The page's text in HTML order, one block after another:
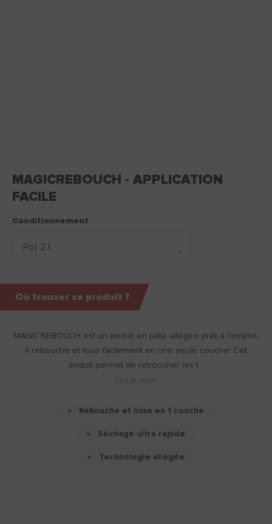
MAGICREBOUCH - APPLICATION
FACILE
MAGIC'REBOUCH est un enduit en pâte allégée prêt à l'emploi,
il rebouche et lisse facilement en une seule couche! Cet
enduit permet de reboucher les t...
Conditionnement
Rebouche et lisse en 1 couche
Séchage ultra rapide
Technologie allégée
Où trouver ce produit ?